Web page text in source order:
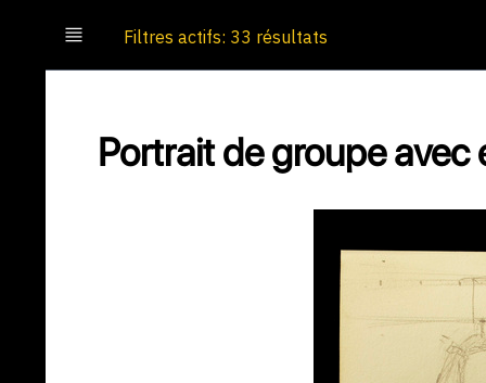
Filtres actifs: 33 résultats
Portrait de groupe avec